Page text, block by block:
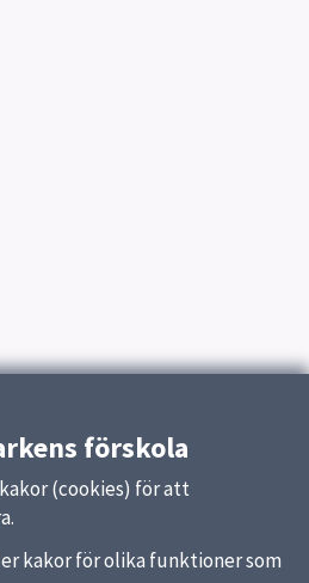
förskola
(cookies) för att
kakor för olika funktioner som